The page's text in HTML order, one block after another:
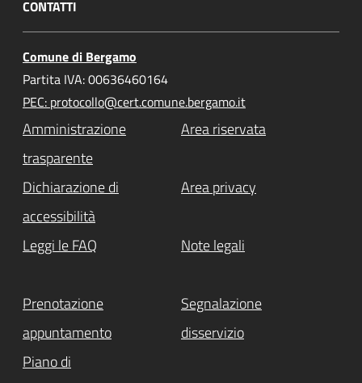
CONTATTI
Comune di Bergamo
Partita IVA: 00636460164
PEC: protocollo@cert.comune.bergamo.it
Amministrazione
trasparente
Area riservata
Dichiarazione di
accessibilità
Area privacy
Leggi le FAQ Note legali
Prenotazione
appuntamento
Segnalazione
disservizio
Piano di